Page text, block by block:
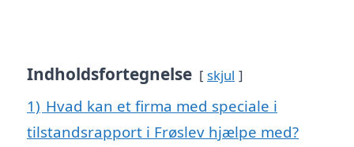
Indholdsfortegnelse skjul
1) Hvad kan et firma med speciale i
tilstandsrapport i Frøslev hjælpe med?